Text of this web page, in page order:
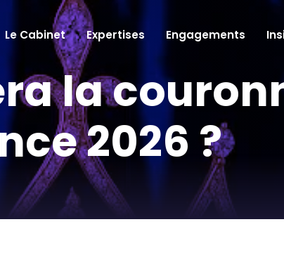
Le Cabinet Expertises Engagements
la
2026 ?